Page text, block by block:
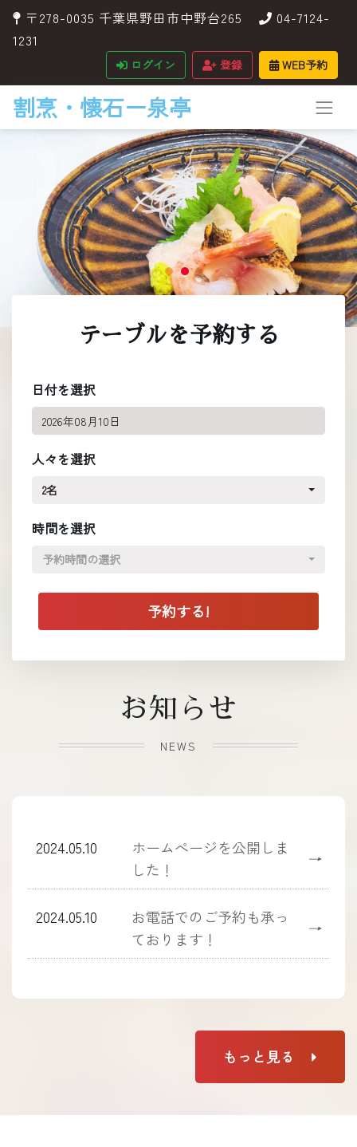
〒278-0035 千葉県野田市中野台265
04-7124-
1231
ログイン 登録 WEB予約
割烹・懐石ー泉亭
テーブルを予約する
日付を選択
人々を選択
2名
時間を選択
予約時間の選択
お知らせ
NEWS
2024.05.10
ホームぺージを公開しま
した！
→
2024.05.10
お電話でのご予約も承っ
ております！
→
もっと見る